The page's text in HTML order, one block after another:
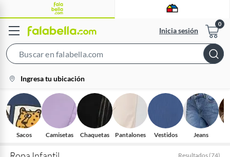
Inicia sesión
Bar
location-
icon
Ingresa tu ubicación
Sacos Camisetas Chaquetas Pantalones Vestidos Jeans
Resultados (74)